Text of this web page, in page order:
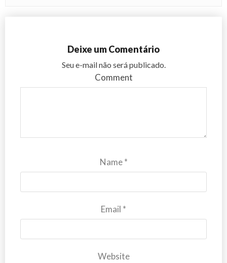
Deixe um Comentário
Seu e-mail não será publicado.
Comment
Name*
Email *
Website